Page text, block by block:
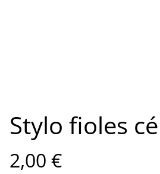
Stylo fioles
2,00 €